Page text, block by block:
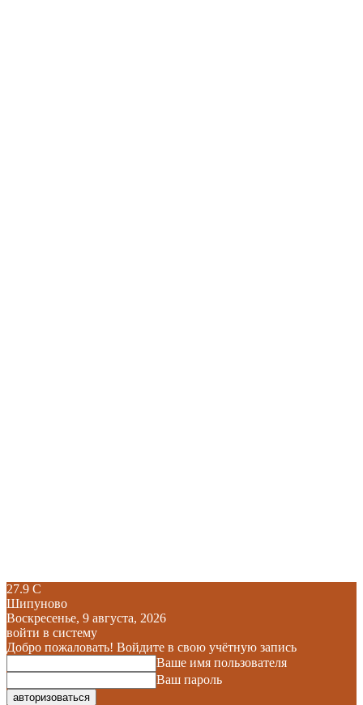
27.9 C
Шипуново
Воскресенье, 9 августа, 2026
войти в систему
Добро пожаловать! Войдите в свою учётную запись
Ваше имя пользователя
Ваш пароль